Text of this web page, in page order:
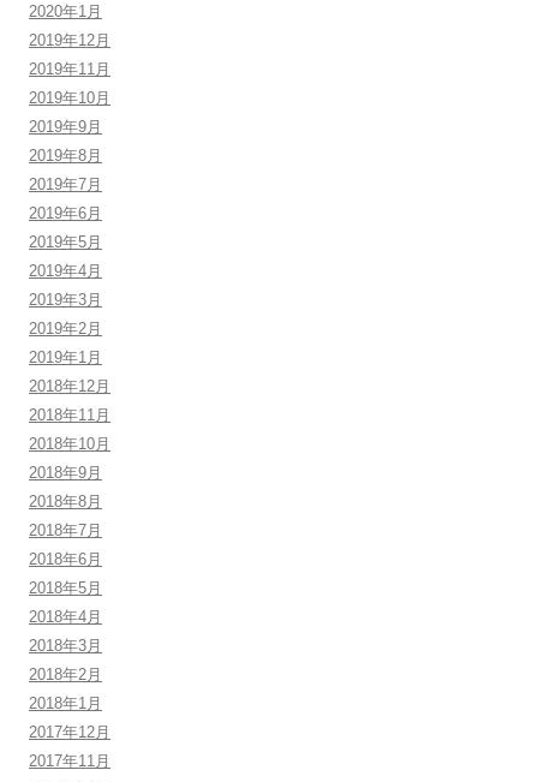
2020年1月
2019年12月
2019年11月
2019年10月
2019年9月
2019年8月
2019年7月
2019年6月
2019年5月
2019年4月
2019年3月
2019年2月
2019年1月
2018年12月
2018年11月
2018年10月
2018年9月
2018年8月
2018年7月
2018年6月
2018年5月
2018年4月
2018年3月
2018年2月
2018年1月
2017年12月
2017年11月